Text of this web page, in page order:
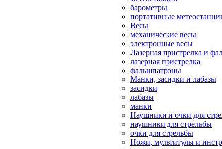
барометры
портативные
Весы
механические весы
электронные весы
Лазерная пристрелка и
лазерная пристрелка
фальшпатроны
Манки, засидки и лабазы
засидки
лабазы
манки
Наушники и очки для
наушники для стрельбы
очки для стрельбы
Ножи, мультитулы и